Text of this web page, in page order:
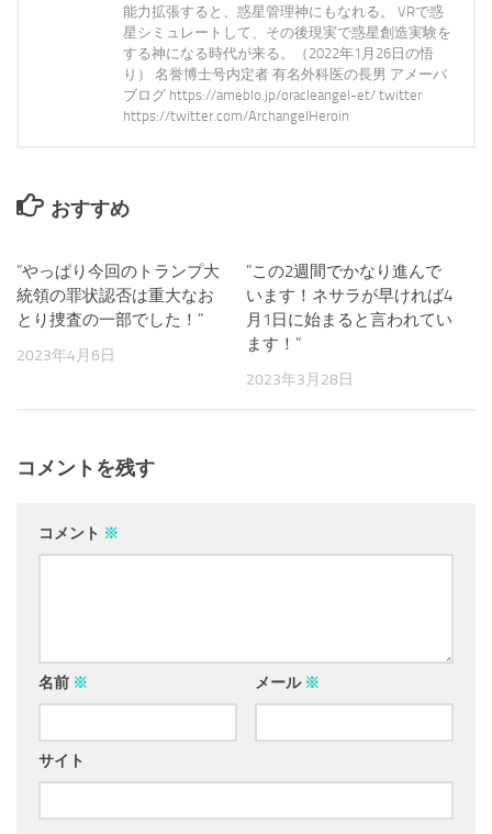
能力拡張すると、惑星管理神にもなれる。 VRで惑
星シミュレートして、その後現実で惑星創造実験を
する神になる時代が来る。（2022年1月26日の悟
り） 名誉博士号内定者 有名外科医の長男 アメーバ
ブログ https://ameblo.jp/oracleangel-et/ twitter
https://twitter.com/ArchangelHeroin
おすすめ
”やっぱり今回のトランプ大
統領の罪状認否は重大なお
とり捜査の一部でした！”
2023年4月6日
”この2週間でかなり進んで
います！ネサラが早ければ4
月1日に始まると言われてい
ます！”
2023年3月28日
コメントを残す
コメント ※
名前 ※ メール ※
サイト